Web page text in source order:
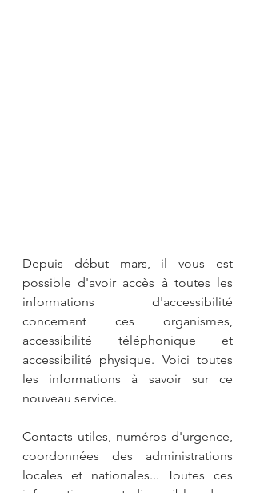
Depuis début mars, il vous est
possible d'avoir accès à toutes les
informations d'accessibilité
concernant ces organismes,
accessibilité téléphonique et
accessibilité physique. Voici toutes
les informations à savoir sur ce
nouveau service.
Contacts utiles, numéros d'urgence,
coordonnées des administrations
locales et nationales... Toutes ces